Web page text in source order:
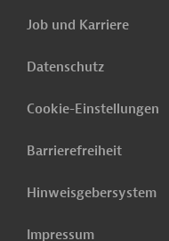
Job und Karriere
Datenschutz
Cookie-Einstellungen
Barrierefreiheit
Hinweisgebersystem
Impressum